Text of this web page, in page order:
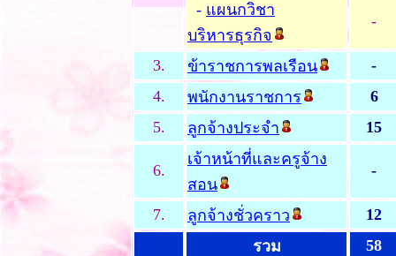
- แผนกวิชา
บริหารธุรกิจ
-
3. ข้าราชการพลเรือน
-
4.
พนักงานราชการ
6
5.
ลูกจ้างประจำ 15
6.
เจ้าหน้าที่และครูจ้าง
สอน
-
7. ลูกจ้างชั่วคราว
12
รวม
58